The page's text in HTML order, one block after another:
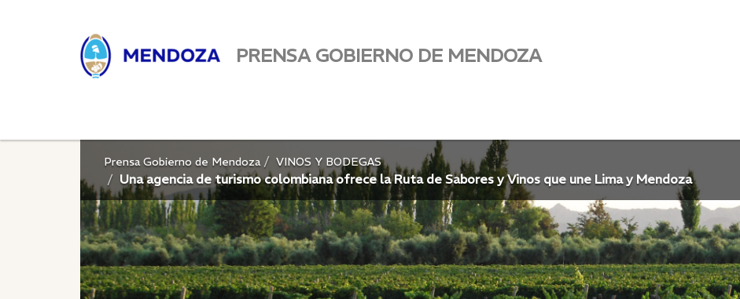
PRENSA GOBIERNO DE MENDOZA
Prensa Gobierno de Mendoza VINOS Y BODEGAS
Una agencia de turismo colombiana ofrece la Ruta de Sabores y Vinos que une Lima y Mendoza